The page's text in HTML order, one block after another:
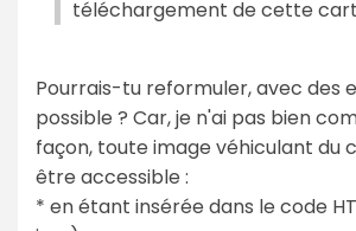
téléchargement de cette
Pourrais-tu reformuler, avec des
possible ? Car, je n'ai pas bien
façon, toute image véhiculant du
être accessible :
* en étant insérée dans le code